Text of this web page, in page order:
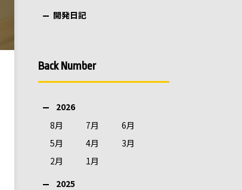
開発日記
Back Number
2026
8月
7月
6月
5月
4月
3月
2月
1月
2025